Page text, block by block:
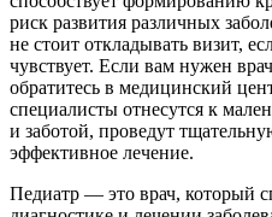
риск развития различных
не стоит откладывать визит,
чувствует. Если вам нужен
обратитесь в медицинский
специалисты отнесутся к
и заботой, проведут
эффективное лечение.
Педиатр — это врач, который